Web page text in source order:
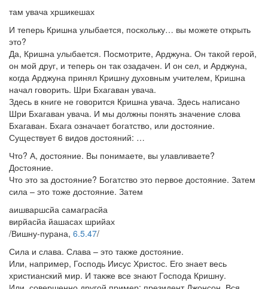
там увача хршикешах
И теперь Кришна улыбается, поскольку… вы можете открыть
это?
Да, Кришна улыбается. Посмотрите, Арджуна. Он такой герой,
он мой друг, и теперь он так озадачен. И он сел, и Арджуна,
когда Арджуна принял Кришну духовным учителем, Кришна
начал говорить. Шри Бхагаван увача.
Здесь в книге не говорится Кришна увача. Здесь написано
Шри Бхагаван увача. И мы должны понять значение слова
Бхагаван. Бхага означает богатство, или достояние.
Существует 6 видов достояний: …
Что? А, достояние. Вы понимаете, вы улавливаете?
Достояние.
Что это за достояние? Богатство это первое достояние. Затем
сила – это тоже достояние. Затем
аишваршсйа самаграсйа
вирйасйа йашасах шрийах
/Вишну-пурана, 6.5.47/
Сила и слава. Слава – это также достояние.
Или, например, Господь Иисус Христос. Его знает весь
христианский мир. И также все знают Господа Кришну.